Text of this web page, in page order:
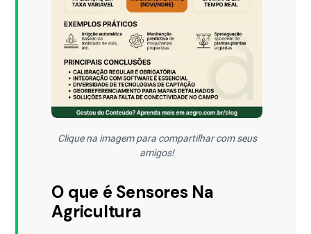
Clique na imagem para compartilhar com seus
amigos!
O que é Sensores Na
Agricultura